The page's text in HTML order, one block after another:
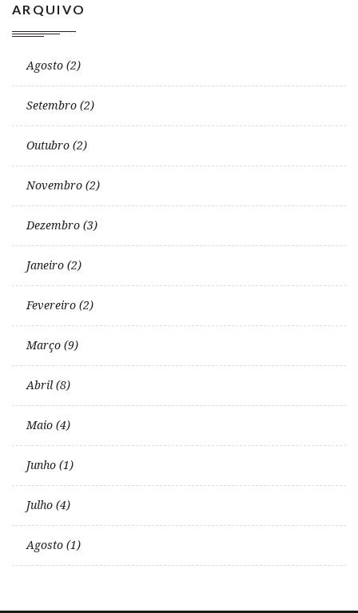
ARQUIVO
Agosto (2)
Setembro (2)
Outubro (2)
Novembro (2)
Dezembro (3)
Janeiro (2)
Fevereiro (2)
Março (9)
Abril (8)
Maio (4)
Junho (1)
Julho (4)
Agosto (1)